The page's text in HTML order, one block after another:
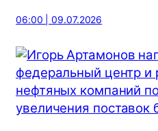
06:00 | 09.07.2026